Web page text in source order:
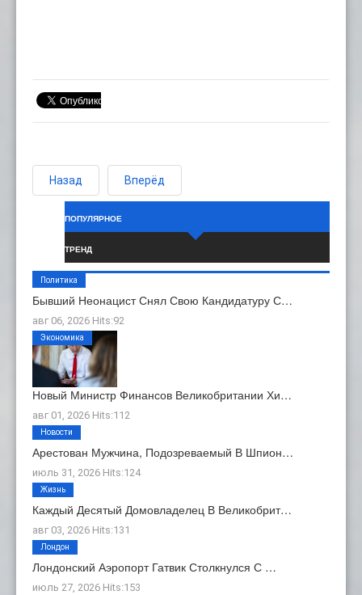
Назад Вперёд
ПОПУЛЯРНОЕ
ТРЕНД
Бывший Неонацист Снял Свою Кандидатуру С…
авг 06, 2026 Hits:92
Политика
Новый Министр Финансов Великобритании Хи…
авг 01, 2026 Hits:112
Экономика
Арестован Мужчина, Подозреваемый В Шпион…
июль 31, 2026 Hits:124
Новости
Каждый Десятый Домовладелец В Великобрит…
авг 03, 2026 Hits:131
Жизнь
Лондонский Аэропорт Гатвик Столкнулся С …
июль 27, 2026 Hits:153
Лондон